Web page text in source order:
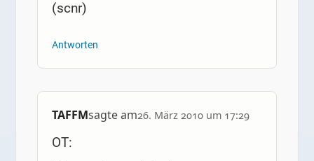
(scnr)
Antworten
TAFFMsagte am26. März 2010 um 17:29
OT: